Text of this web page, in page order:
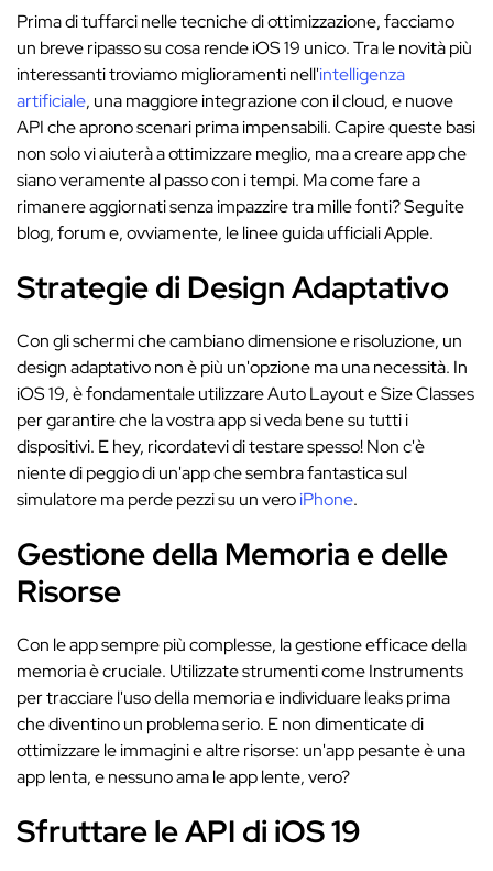
Prima di tuffarci nelle tecniche di ottimizzazione, facciamo
un breve ripasso su cosa rende iOS 19 unico. Tra le novità più
interessanti troviamo miglioramenti nell'intelligenza
artificiale, una maggiore integrazione con il cloud, e nuove
API che aprono scenari prima impensabili. Capire queste basi
non solo vi aiuterà a ottimizzare meglio, ma a creare app che
siano veramente al passo con i tempi. Ma come fare a
rimanere aggiornati senza impazzire tra mille fonti? Seguite
blog, forum e, ovviamente, le linee guida ufficiali Apple.
Strategie di Design Adaptativo
Con gli schermi che cambiano dimensione e risoluzione, un
design adaptativo non è più un'opzione ma una necessità. In
iOS 19, è fondamentale utilizzare Auto Layout e Size Classes
per garantire che la vostra app si veda bene su tutti i
dispositivi. E hey, ricordatevi di testare spesso! Non c'è
niente di peggio di un'app che sembra fantastica sul
simulatore ma perde pezzi su un veroiPhone.
Gestione della Memoria e delle
Risorse
Con le app sempre più complesse, la gestione efficace della
memoria è cruciale. Utilizzate strumenti come Instruments
per tracciare l'uso della memoria e individuare leaks prima
che diventino un problema serio. E non dimenticate di
ottimizzare le immagini e altre risorse: un'app pesante è una
app lenta, e nessuno ama le app lente, vero?
Sfruttare le API di iOS 19